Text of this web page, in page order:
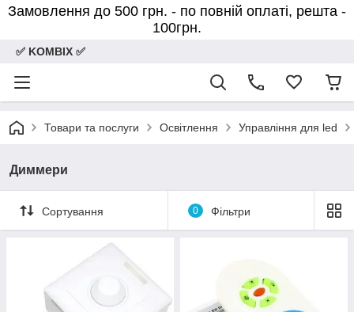
Замовлення до 500 грн. - по повній оплаті, решта -
100грн.
✅ KOMBIX ✅
Товари та послуги Освітлення Управління для led
Диммери
Сортування 0 Фільтри